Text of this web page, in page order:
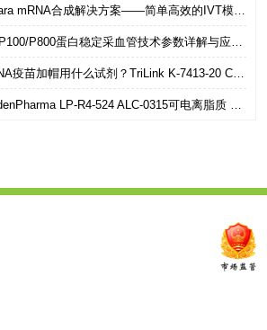
Takara mRNA合成解决方案——简单高效的IVT模板制备
BD P100/P800蛋白稳定采血管技术参数详解与应用选型指南
mRNA疫苗加帽用什么试剂？TriLink K-7413-20 CleanCap共转录加帽 华雅思创现货直发
CordenPharma LP-R4-524 ALC-0315可电离脂质 mRNA-LNP递送专用 华雅思创现货供应